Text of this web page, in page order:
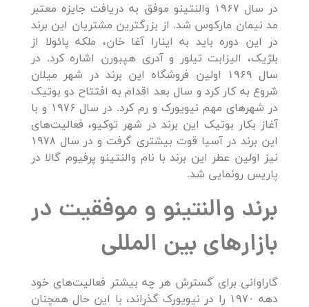
در سال ۱۹۶۷ والنتینو موفق به دریافت جایزه معتبر
مد نیمان مارکوس شد. از بزرگترین مشتریان این برند
در این دوره باید به اینارا آغا خان، ملکه پائولا از
بلژیک، الیزابت تیلور و آدری هپبورن اشاره کرد. در
سال ۱۹۶۹ اولین فروشگاه این برند در شهر میلان
شروع به کار کرد و سال بعد اقدام به افتتاح دو بوتیک
در شهرهای مهم نیویورک و رم کرد. در سال ۱۹۷۶ و با
آغاز بکار بوتیک این برند در شهر توکیو، فعالیت‌های
این برند در آسیا قوت بیشتری گرفت و در سال ۱۹۷۸
نیز اولین عطر این برند با نام والنتینو پرفیوم گالا در
پاریس رونمایی شد.
برند والنتینو و موفقیت در
بازارهای بین المللی
گاراوانی برای گسترش هر چه بیشتر فعالیت‌های خود
دهه ۱۹۷۰ را در نیویورک گذراند، با این حال همچنان